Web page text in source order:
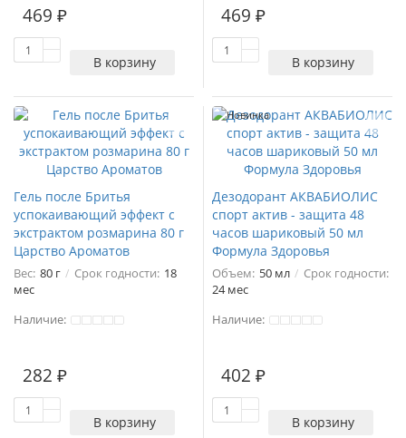
469 ₽
В корзину
469 ₽
В корзину
Гель после Бритья
успокаивающий эффект с
экстрактом розмарина 80 г
Царство Ароматов
Вес: 80 г Срок годности: 18
мес
Наличие:
282 ₽
В корзину
Новинка
Дезодорант АКВАБИОЛИС
спорт актив - защита 48
часов шариковый 50 мл
Формула Здоровья
Объем: 50 мл
Срок годности:
24 мес
Наличие:
402 ₽
В корзину